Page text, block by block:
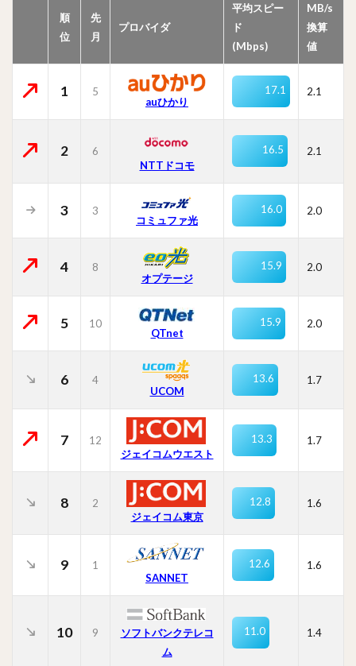
順
位
先
月
プロバイダ
平均スピー
ド
(Mbps)
MB/s
換算
値
1
5
auひかり
17.1 2.1
2
6
NTTドコモ
16.5 2.1
3 3
コミュファ光
16.0 2.0
4
8
オプテージ
15.9 2.0
5 10
QTnet
15.9 2.0
6
4
UCOM
13.6 1.7
7
12
ジェイコムウエスト
13.3 1.7
8
2
ジェイコム東京
12.8 1.6
9
1
SANNET
12.6 1.6
10 9
ソフトバンクテレコ
ム
11.0 1.4